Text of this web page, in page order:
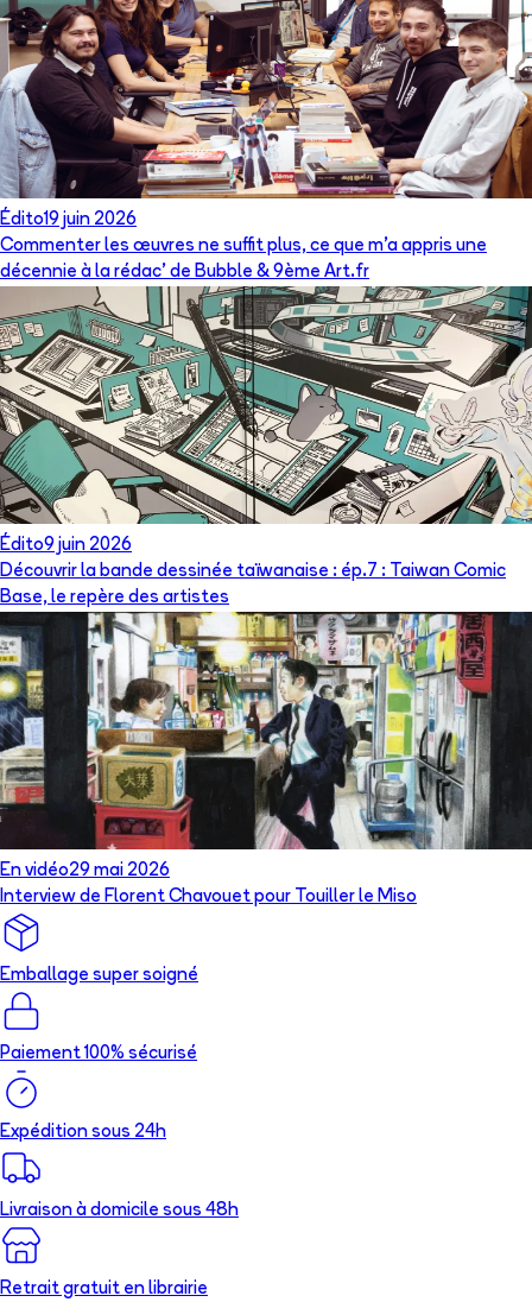
Édito19 juin 2026
Commenter les œuvres ne suffit plus, ce que m’a appris une
décennie à la rédac’ de Bubble & 9ème Art.fr
Édito9 juin 2026
Découvrir la bande dessinée taïwanaise : ép.7 : Taiwan Comic
Base, le repère des artistes
En vidéo29 mai 2026
Interview de Florent Chavouet pour Touiller le Miso
Emballage super soigné
Paiement 100% sécurisé
Expédition sous 24h
Livraison à domicile sous 48h
Retrait gratuit en librairie